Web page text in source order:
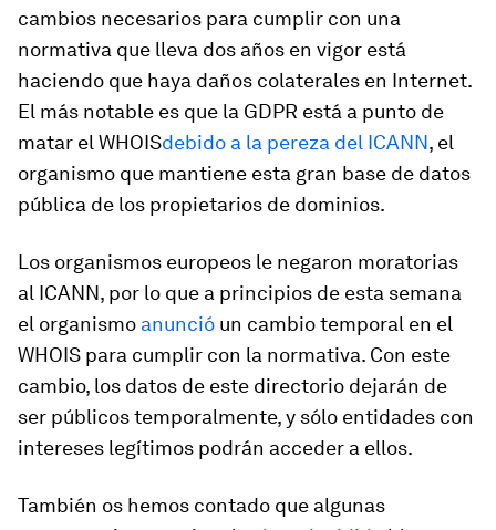
cambios necesarios para cumplir con una
normativa que lleva dos años en vigor está
haciendo que haya daños colaterales en Internet.
El más notable es que la GDPR está a punto de
matar el WHOISdebido a la pereza del ICANN, el
organismo que mantiene esta gran base de datos
pública de los propietarios de dominios.
Los organismos europeos le negaron moratorias
al ICANN, por lo que a principios de esta semana
el organismo anunció un cambio temporal en el
WHOIS para cumplir con la normativa. Con este
cambio, los datos de este directorio dejarán de
ser públicos temporalmente, y sólo entidades con
intereses legítimos podrán acceder a ellos.
También os hemos contado que algunas